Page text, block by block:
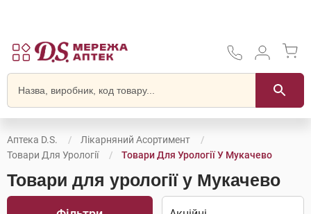
Аптека D.S.
Лікарняний Асортимент
Товари Для Урології
Товари Для Урології У Мукачево
Товари для урології у Мукачево